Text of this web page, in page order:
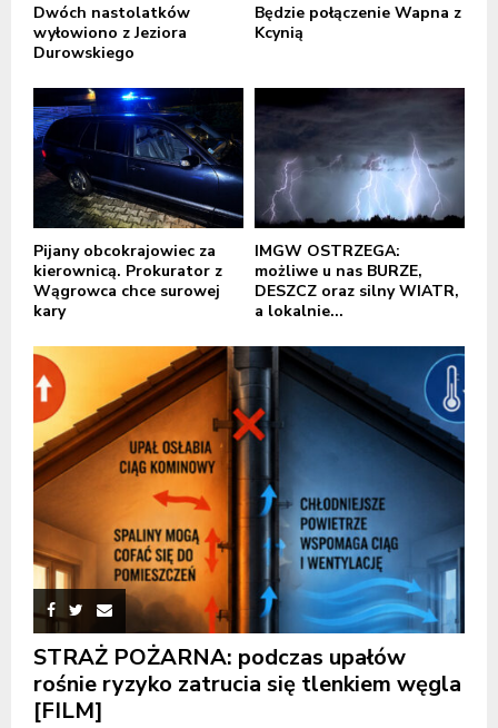
Dwóch nastolatków
wyłowiono z Jeziora
Durowskiego
Będzie połączenie Wapna z
Kcynią
Pijany obcokrajowiec za
kierownicą. Prokurator z
Wągrowca chce surowej
kary
IMGW OSTRZEGA:
możliwe u nas BURZE,
DESZCZ oraz silny WIATR,
a lokalnie...
STRAŻ POŻARNA: podczas upałów
rośnie ryzyko zatrucia się tlenkiem węgla
[FILM]